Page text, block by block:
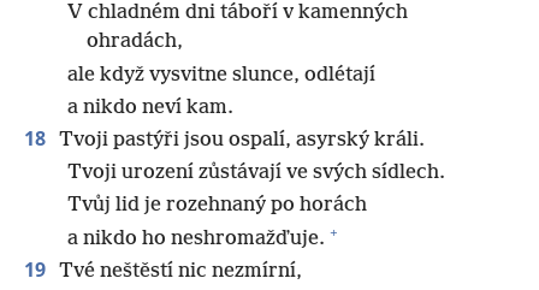
V chladném dni táboří v kamenných
ohradách,
ale když vysvitne slunce, odlétají
a nikdo neví kam.
18 Tvoji pastýři jsou ospalí, asyrský králi.
Tvoji urození zůstávají ve svých sídlech.
Tvůj lid je rozehnaný po horách
a nikdo ho neshromažďuje. +
19 Tvé neštěstí nic nezmírní,